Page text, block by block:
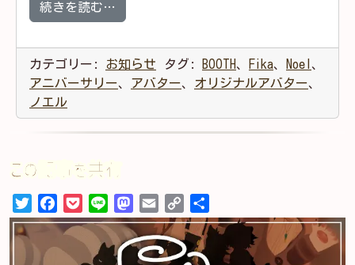
続きを読む…
カテゴリー: お知らせ タグ: BOOTH、 Fika、 Noel 、
アニバーサリー、 アバター、 オリジナルアバター、
ノエル
この記事を共有
TwitterFacebook
PocketLine Mastodon
Email Copy
Link有